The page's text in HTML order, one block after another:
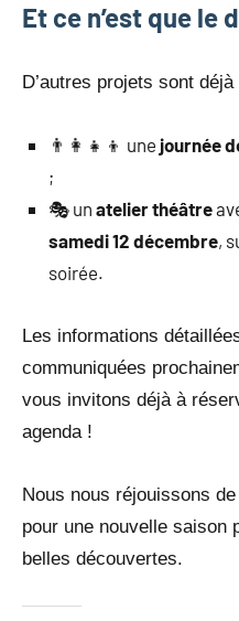
Et ce n’est que le
D’autres projets sont
👨‍👩‍👧‍👦 une journée
;
🎭 un atelier théâtre
samedi 12 décembre,
soirée.
Les informations
communiquées
vous invitons déjà à
agenda !
Nous nous réjouissons
pour une nouvelle saison
belles découvertes.